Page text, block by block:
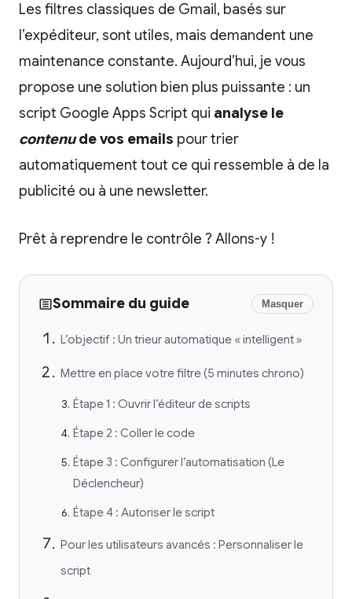
Les filtres classiques de Gmail, basés sur
l’expéditeur, sont utiles, mais demandent une
maintenance constante. Aujourd’hui, je vous
propose une solution bien plus puissante : un
script Google Apps Script qui analyse le
contenude vos emails pour trier
automatiquement tout ce qui ressemble à de la
publicité ou à une newsletter.
Prêt à reprendre le contrôle ? Allons-y !
Sommaire du guide Masquer
L’objectif : Un trieur automatique « intelligent »
Mettre en place votre filtre (5 minutes chrono)
Étape 1 : Ouvrir l’éditeur de scripts
Étape 2 : Coller le code
Étape 3 : Configurer l’automatisation (Le
Déclencheur)
Étape 4 : Autoriser le script
Pour les utilisateurs avancés : Personnaliser le
script